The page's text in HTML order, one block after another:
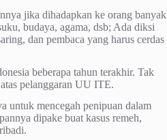
jika dihadapkan ke orang banyak
budaya, agama, dsb; Ada diksi
dan pembaca yang harus cerdas
beberapa tahun terakhir. Tak
pelanggaran UU ITE.
untuk mencegah penipuan dalam
dipake buat kasus remeh,